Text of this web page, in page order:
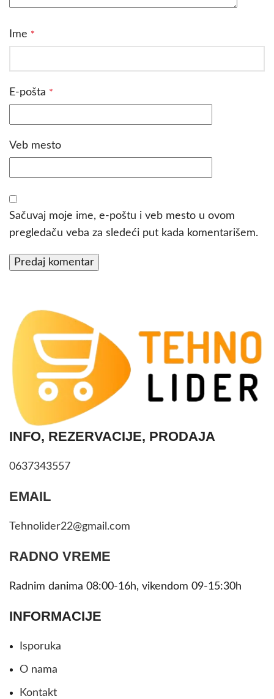
Ime *
E-pošta *
Veb mesto
Sačuvaj moje ime, e-poštu i veb mesto u ovom
pregledaču veba za sledeći put kada komentarišem.
INFO, REZERVACIJE, PRODAJA
0637343557
EMAIL
Tehnolider22@gmail.com
RADNO VREME
Radnim danima 08:00-16h, vikendom 09-15:30h
INFORMACIJE
Isporuka
O nama
Kontakt